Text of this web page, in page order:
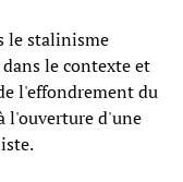
le stalinisme
le contexte et
l'effondrement du
l'ouverture d'une